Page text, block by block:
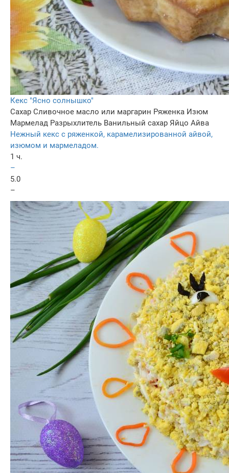
Кекс "Ясно солнышко"
Сахар Сливочное масло или маргарин Ряженка Изюм
Мармелад Разрыхлитель Ванильный сахар Яйцо Айва
Нежный кекс с ряженкой, карамелизированной айвой,
изюмом и мармеладом.
1 ч.
–
5.0
–